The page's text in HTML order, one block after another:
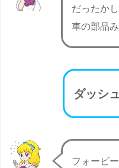
だったか
車の部品
ダッシ
フォービ